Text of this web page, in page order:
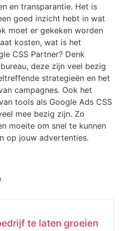
en transparantie. Het is
goed inzicht hebt in wat
moet er gekeken worden
kosten, wat is het
CSS Partner? Denk
deze zijn veel bezig
strategieën en het
campagnes. Ook het
tools als Google Ads CSS
mee bezig zijn. Zo
moeite om snel te kunnen
op jouw advertenties.
te laten groeien